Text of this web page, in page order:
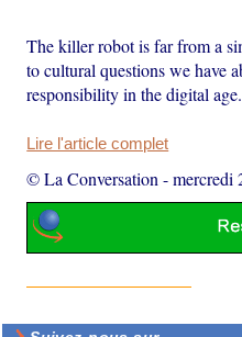
The killer robot is far from a
to cultural questions we have
responsibility in the digital age.
Lire l'article complet
© La Conversation -mercredi